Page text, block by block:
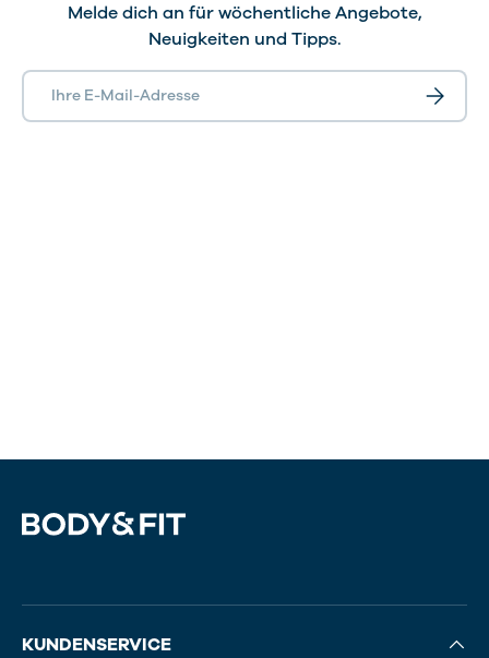
Melde dich an für wöchentliche Angebote,
Neuigkeiten und Tipps.
E-Mail
KUNDENSERVICE